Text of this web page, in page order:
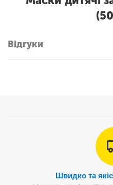
Відгуки
Швидко та